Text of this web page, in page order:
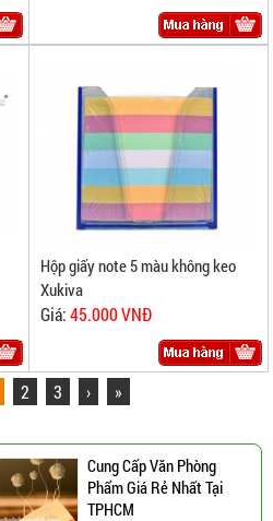
Hộp giấy note 5 màu không keo
Xukiva
Giá:45.000 VNĐ
2 3 › »
Cung Cấp Văn Phòng
Phẩm Giá Rẻ Nhất Tại
TPHCM